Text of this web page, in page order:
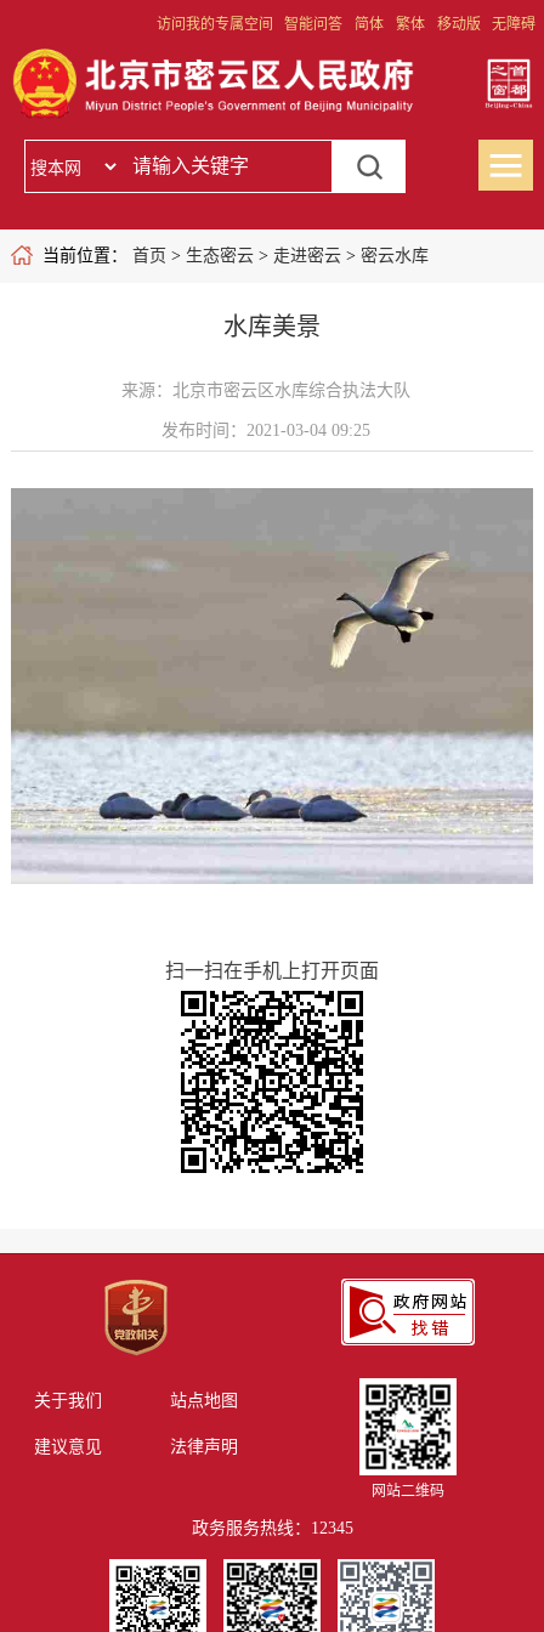
访问我的专属空间 智能问答 简体 繁体 移动版 无障碍
当前位置： 首页 > 生态密云> 走进密云> 密云水库
水库美景
来源：北京市密云区水库综合执法大队
发布时间：2021-03-04 09:25
扫一扫在手机上打开页面
关于我们 站点地图
建议意见 法律声明
网站二维码
政务服务热线：12345